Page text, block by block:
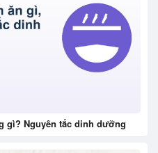
gì? Nguyên tắc dinh dưỡng